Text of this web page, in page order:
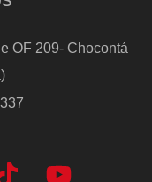
OF 209- Chocontá